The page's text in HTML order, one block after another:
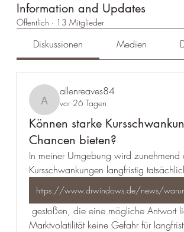
Information and Updates
Öffentlich · 13 Mitglieder
Diskussionen Medien
allenreaves84
allenreaves84
vor 26 Tagen
Können starke
Chancen bieten?
In meiner Umgebung wird zunehmend
Kursschwankungen langfristig
Marktvolatilität keine Gefahr für